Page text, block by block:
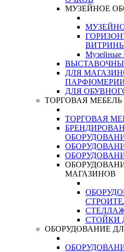
МУЗЕЙНОЕ
Музейные
ДЛЯ
ДЛЯ
ТОРГОВАЯ МЕБЕЛЬ
ТОРГОВАЯ
МАГАЗИНОВ
СТОЙКИ
ОБОРУДОВАНИЕ